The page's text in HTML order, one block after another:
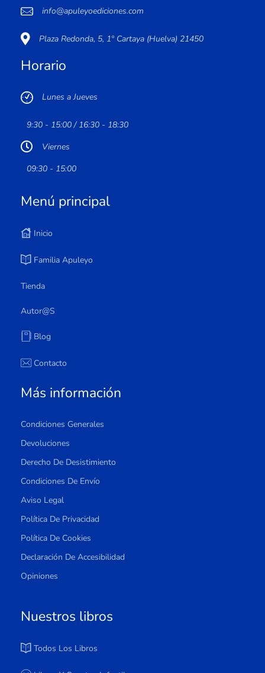
info@apuleyoediciones.com
Plaza Redonda, 5, 1º Cartaya (Huelva) 21450
Horario
Lunes a Jueves
9:30 - 15:00 / 16:30 - 18:30
Viernes
09:30 - 15:00
Menú principal
Inicio
Familia Apuleyo
Tienda
Autor@s
Blog
Contacto
Más información
Condiciones Generales
Devoluciones
Derecho De Desistimiento
Condiciones De Envío
Aviso Legal
Política De Privacidad
Política De Cookies
Declaración De Accesibilidad
Opiniones
Nuestros libros
Todos Los Libros